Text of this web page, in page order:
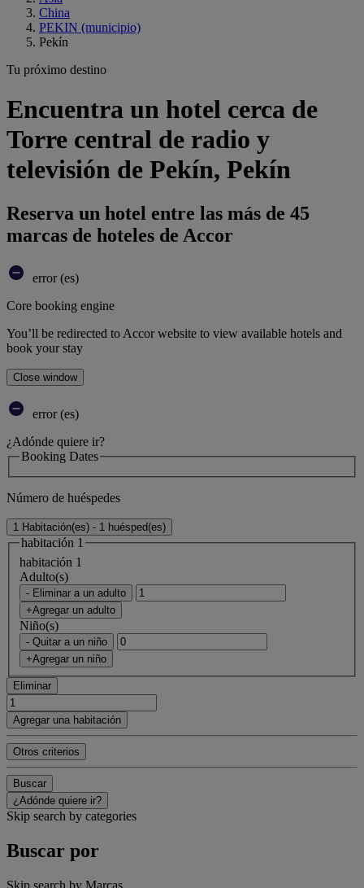
China
PEKIN (municipio)
Pekín
Tu próximo destino
Encuentra un hotel cerca de
Torre central de radio y
televisión de Pekín, Pekín
Reserva un hotel entre las más de 45
marcas de hoteles de Accor
error (es)
Core booking engine
You’ll be redirected to Accor website to view available hotels and
book your stay
Close window
error (es)
¿Adónde quiere ir?
Booking Dates
Número de huéspedes
1 Habitación(es) - 1 huésped(es)
habitación 1
habitación 1
Adulto(s)
- Eliminar a un adulto
+Agregar un adulto
Niño(s)
- Quitar a un niño
+Agregar un niño
Eliminar
Agregar una habitación
Otros criterios
Buscar
¿Adónde quiere ir?
Skip search by categories
Buscar por
Skip search by Marcas